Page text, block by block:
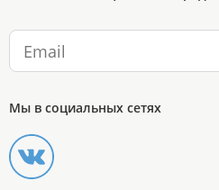
Мы в социальных сетях